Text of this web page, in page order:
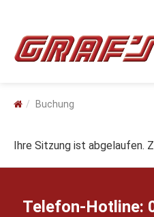
Buchung
Ihre Sitzung ist abgelaufen.
Telefon-Hotline: